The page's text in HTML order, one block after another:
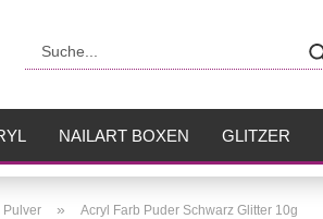
NAILART BOXEN GLITZER
Pulver » Acryl Farb Puder Schwarz Glitter 10g